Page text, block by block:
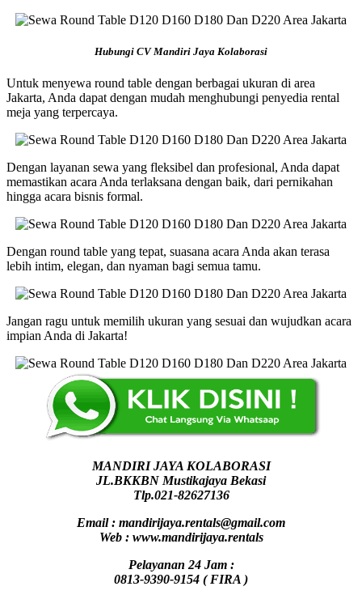
Hubungi CV Mandiri Jaya Kolaborasi
Untuk menyewa round table dengan berbagai ukuran di area
Jakarta, Anda dapat dengan mudah menghubungi penyedia rental
meja yang terpercaya.
Dengan layanan sewa yang fleksibel dan profesional, Anda dapat
memastikan acara Anda terlaksana dengan baik, dari pernikahan
hingga acara bisnis formal.
Dengan round table yang tepat, suasana acara Anda akan terasa
lebih intim, elegan, dan nyaman bagi semua tamu.
Jangan ragu untuk memilih ukuran yang sesuai dan wujudkan acara
impian Anda di Jakarta!
MANDIRI JAYA KOLABORASI
JL.BKKBN Mustikajaya Bekasi
Tlp.021-82627136
Email : mandirijaya.rentals@gmail.com
Web : www.mandirijaya.rentals
Pelayanan 24 Jam :
0813-9390-9154 ( FIRA )